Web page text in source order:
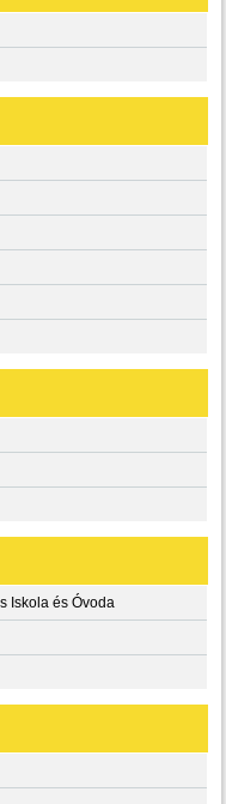
Iskola és Óvoda